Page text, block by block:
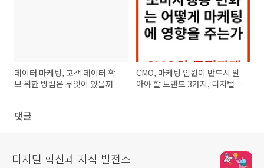
데이터 마케팅, 고객 데이터 확
보 위한 방법은 무엇이 있을까
CMO, 마케팅 임원이 반드시 알
아야 할 트렌드 3가지, 디지털 혁
댓글
디지털 혁신과 지식 발전소